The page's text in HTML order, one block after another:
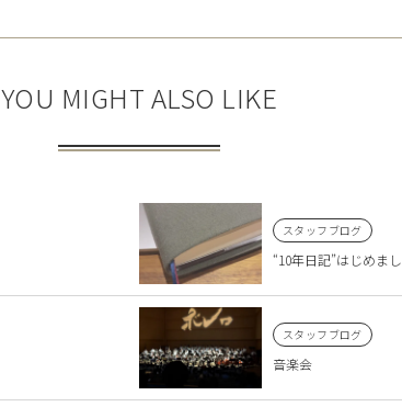
YOU MIGHT ALSO LIKE
スタッフブログ
“10年日記”はじめまし
スタッフブログ
音楽会